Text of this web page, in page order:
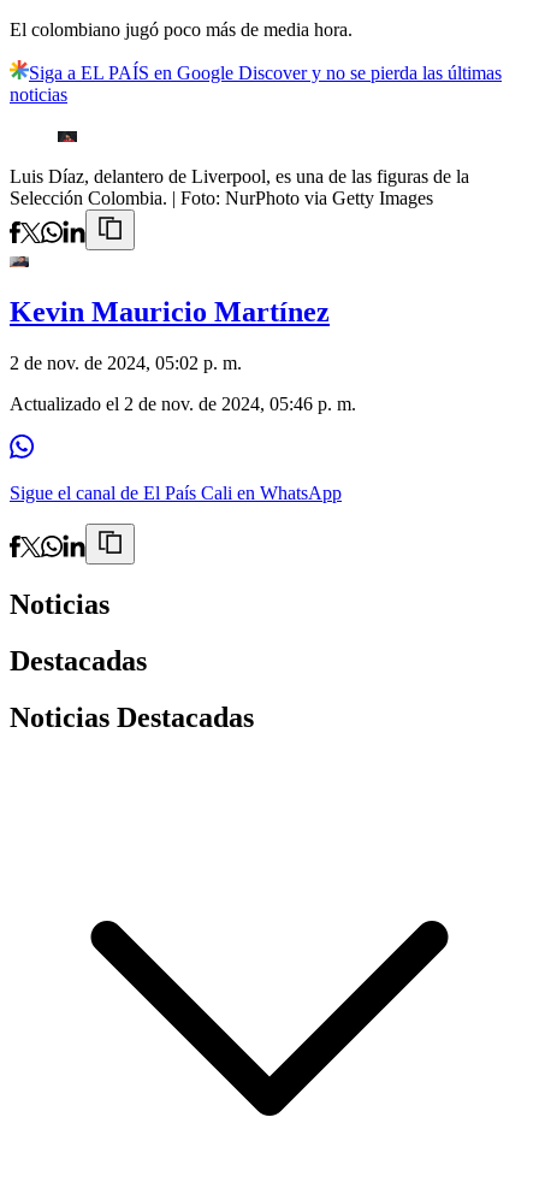
El colombiano jugó poco más de media hora.
Siga a EL PAÍS en Google Discover y no se pierda las últimas
noticias
Luis Díaz, delantero de Liverpool, es una de las figuras de la
Selección Colombia. | Foto: NurPhoto via Getty Images
Kevin Mauricio Martínez
2 de nov. de 2024, 05:02 p. m.
Actualizado el 2 de nov. de 2024, 05:46 p. m.
Sigue el canal de El País Cali en WhatsApp
Noticias
Destacadas
Noticias Destacadas